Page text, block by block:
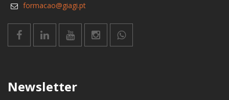
formacao@giagi.pt
Newsletter